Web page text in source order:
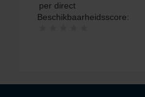
per direct
Beschikbaarheidsscore: